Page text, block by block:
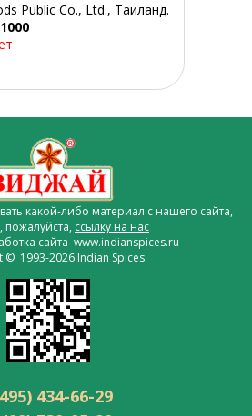
Public Co., Ltd., Таиланд.
какой-либо материал с нашего сайта,
пожалуйста, ссылку на нас
сайта www.indianspices.ru
© 1993-2026 Indian Spices
434-66-29